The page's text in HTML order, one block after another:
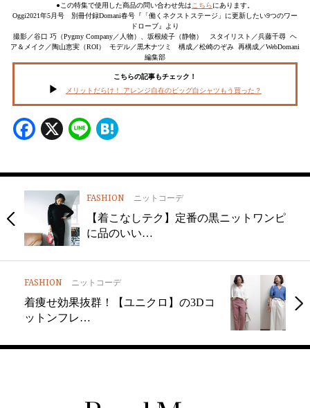
●この特集で使用した商品の問い合わせ先は こちらにあります。
Oggi2021年5月号 別冊付録Domani春号『「働くネクストステージ」に更新したい9つのワー
ドローブ』より
撮影／谷口 巧（Pygmy Company／人物）、坂根綾子（静物） スタイリスト／兵藤千尋 ヘ
ア＆メイク／陶山恵実（ROI） モデル／黒木ナツミ 構成／松崎のぞみ 再構成／WebDomani
編集部
こちらの記事もチェック！
メリットだらけ！ アレンジ自在のビッグ白シャツもう買った？
Facebook
X Line
FASHION ニットコーデ
【着こなしテク】定番の黒ニットワンピ
に品のいい…
FASHION ニットコーデ
着痩せ効果抜群！【ユニクロ】の3Dコ
ットンフレ…